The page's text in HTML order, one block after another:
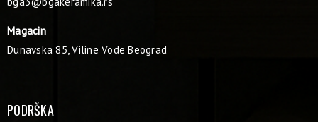
Magacin
Dunavska 85, Viline Vode Beograd
PODRŠKA